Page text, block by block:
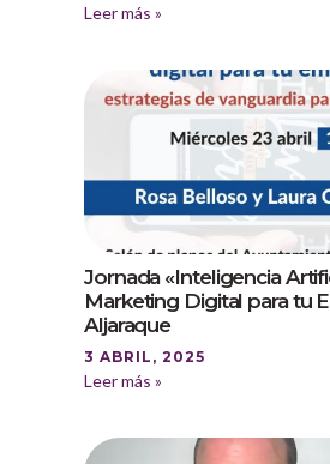
Leer más »
Jornada «Inteligencia
Marketing Digital para tu
Aljaraque
3 ABRIL, 2025
Leer más »